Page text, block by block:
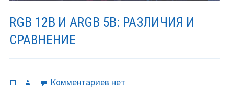
RGB 12В И ARGB 5В: РАЗЛИЧИЯ И
СРАВНЕНИЕ
Опубликовано
Автор Комментариевкнет